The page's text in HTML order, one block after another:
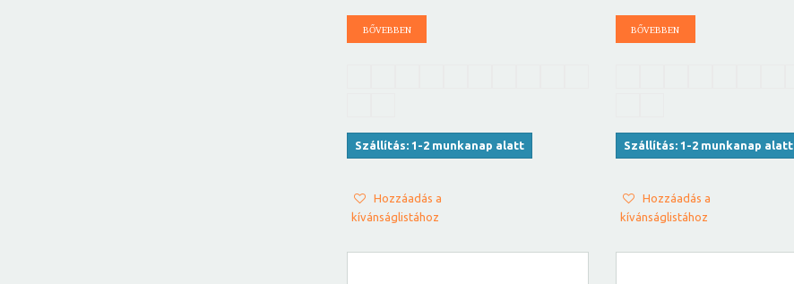
BŐVEBBEN
Szállítás: 1-2 munkanap alatt
Hozzáadás a
kívánságlistához
BŐVEBBEN
Szállítás: 1-2 munkanap alatt
Hozzáadás a
kívánságlistához